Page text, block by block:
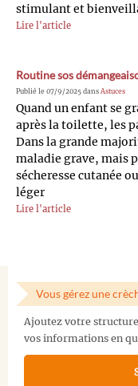
stimulant et
Lire l'article
Routine sos
Publié le 07/9/2025 dans Astuces
Quand un enfant se
après la toilette, les
Dans la grande
maladie grave, mais
sécheresse cutanée
léger
Lire l'article
Vous gérez une
Ajoutez votre structure
vos informations en